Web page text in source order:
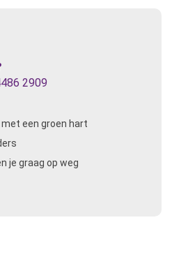
2909
een groen hart
je graag op weg